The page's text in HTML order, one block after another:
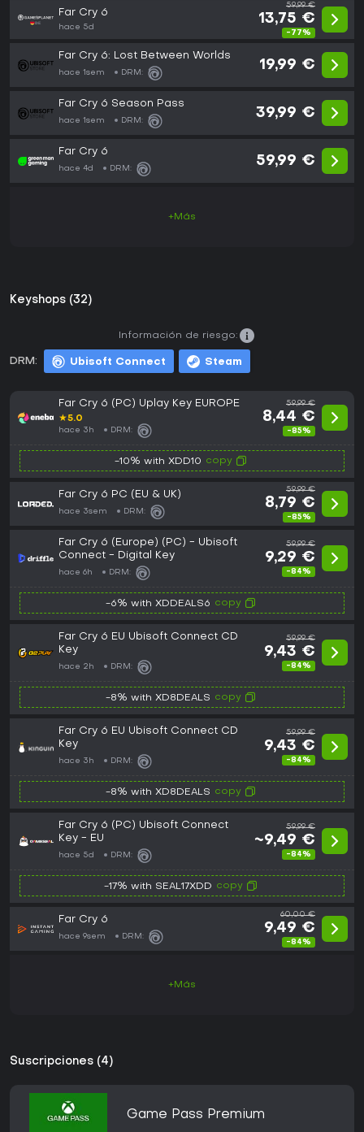
Far Cry 6
hace 5d
59,99 €
13,75 €
-77%
Far Cry 6: Lost Between Worlds
hace 1sem DRM:
19,99 €
Far Cry 6 Season Pass
hace 1sem DRM:
39,99 €
Far Cry 6
hace 4d DRM:
59,99 €
+Más
Keyshops (32)
DRM: Ubisoft Connect Steam
Información de riesgo:
Far Cry 6 (PC) Uplay Key EUROPE
★5.0
hace 3h DRM:
59,99 €
8,44 €
-85%
-10% with XDD10 copy
Far Cry 6 PC (EU & UK)
hace 3sem DRM:
59,99 €
8,79 €
-85%
Far Cry 6 (Europe) (PC) - Ubisoft
Connect - Digital Key
hace 6h DRM:
59,99 €
9,29 €
-84%
-6% with XDDEALS6 copy
Far Cry 6 EU Ubisoft Connect CD
Key
hace 2h DRM:
59,99 €
9,43 €
-84%
-8% with XD8DEALS copy
Far Cry 6 EU Ubisoft Connect CD
Key
hace 3h DRM:
59,99 €
9,43 €
-84%
-8% with XD8DEALS copy
Far Cry 6 (PC) Ubisoft Connect
Key - EU
hace 5d DRM:
59,99 €
~9,49 €
-84%
-17% with SEAL17XDD copy
Far Cry 6
hace 9sem DRM:
60,00 €
9,49 €
-84%
+Más
Suscripciones (4)
Game Pass Premium